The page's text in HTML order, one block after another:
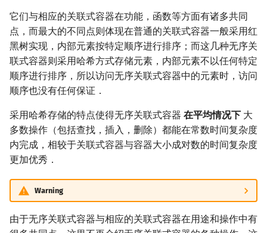
F.A.Q.
镜像站列表
致谢
出题 Kate
Dev-C++
CLion
Geany
Xcode
CP Editor
WSL (Windows 10)
Special Judge
Testlib
Polygon
OJ 工具
LaTeX 入门
Git
函数
文件操作
新版 C++ 特性
Lambda 表达式
pb_ds
编译优化
排序 快速排序
归并排序
堆排序
桶排序
希尔排序
排序相关 STL
前缀和 & 差分
二分
倍增
构造
迭代加深搜索
IDA*
回溯法
Dancing Links
Alpha–Beta 剪枝
优化
树形 DP
状压 DP
数位 DP
插头 DP
计数 DP
动态 DP
概率 DP
DP 套 DP
状态设计优化
前缀函数与 KMP 算法
Boyer–Moore 算法
Z 函数（扩展 KMP）
AC 自动机
后缀数组 (SA)
后缀自动机 (SAM)
后缀平衡树
广义后缀自动机
快速幂
置换和排列
弧度制与坐标系
复数
数论
分解质因数
裴蜀定理 & 一次不定方程
费马小定理 & 欧拉定理
模逆元
线性同余方程
阶乘取模
多项式与生成函数
多项式牛顿迭代
多项式多点求值|快速插值
多项式初等函数
常系数齐次线性递推
多项式平移|连续点值平移
形式幂级数复合|复合逆
组合数学
斯特林数
贝尔数
伯努利数
Entringer Number
Eulerian Number
Pólya 计数
线性代数
线性空间
线性基
线性映射
特征多项式
对角化
堆
块状数据结构
单调栈
单调队列
ST 表
树状数组
线段树
划分树
Size Balanced Tree
AVL 树
红黑树
左偏红黑树
AA 树
树上启发式合并
虚树
树分治
动态树分治
AHU 算法
有向无环图
拓扑排序
最短路问题
生成树问题
斯坦纳树
拆点
连通性相关
环计数问题
凸包
扫描线
旋转卡壳
半平面交
平面最近点对
随机增量法
反演变换
计算几何杂项
悬线法
有限状态自动机
计算理论基础
字节顺序
约瑟夫问题
表达式求值
在一台机器上规划任务
主元素问题
它们与相应的关联式容器在功能，函数等方面有诸多共同
点，而最大的不同点则体现在普通的关联式容器一般采用红
黑树实现，内部元素按特定顺序进行排序；而这几种无序关
联式容器则采用哈希方式存储元素，内部元素不以任何特定
顺序进行排序，所以访问无序关联式容器中的元素时，访问
顺序也没有任何保证．
采用哈希存储的特点使得无序关联式容器 在平均情况下 大
多数操作（包括查找，插入，删除）都能在常数时间复杂度
内完成，相较于关联式容器与容器大小成对数的时间复杂度
更加优秀．
Warning
由于无序关联式容器与相应的关联式容器在用途和操作中有